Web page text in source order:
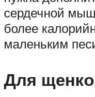
сердечной
более
маленьким
Для